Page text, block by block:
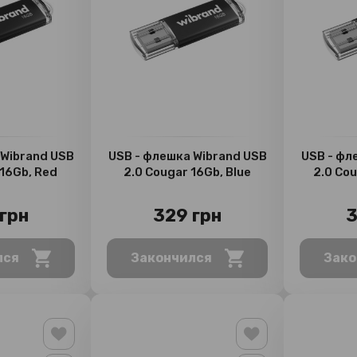
USB
Red
USB - флешка Wibrand USB
2.0 Cougar 16Gb, Blue
329 грн
Закончился
USB -
2.0